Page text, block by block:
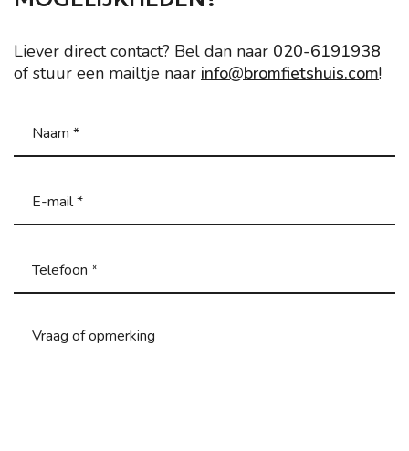
Liever direct contact? Bel dan naar 020-6191938
of stuur een mailtje naar info@bromfietshuis.com!